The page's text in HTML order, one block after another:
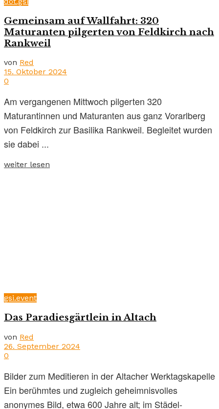
Gemeinsam auf Wallfahrt: 320
Maturanten pilgerten von Feldkirch nach
Rankweil
von Red
15. Oktober 2024
0
Am vergangenen Mittwoch pilgerten 320
Maturantinnen und Maturanten aus ganz Vorarlberg
von Feldkirch zur Basilika Rankweil. Begleitet wurden
sie dabei ...
weiter lesen
gsi.event
Das Paradiesgärtlein in Altach
von Red
26. September 2024
0
Bilder zum Meditieren in der Altacher Werktagskapelle
Ein berühmtes und zugleich geheimnisvolles
anonymes Bild, etwa 600 Jahre alt; im Städel-